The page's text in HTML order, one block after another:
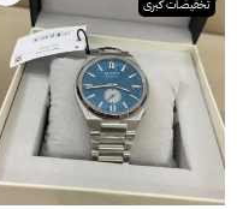
تخفيضات كبرى